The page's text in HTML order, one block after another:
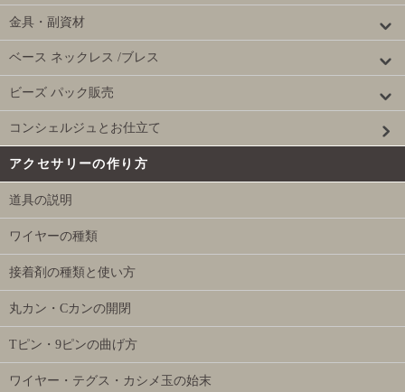
金具・副資材
ベース ネックレス /ブレス
ビーズ パック販売
コンシェルジュとお仕立て
アクセサリーの作り方
道具の説明
ワイヤーの種類
接着剤の種類と使い方
丸カン・Cカンの開閉
Tピン・9ピンの曲げ方
ワイヤー・テグス・カシメ玉の始末